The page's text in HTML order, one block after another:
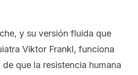
y su versión fluida que
Viktor Frankl, funciona
que la resistencia humana